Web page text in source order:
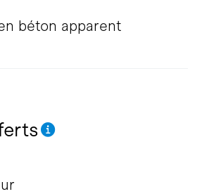
béton apparent